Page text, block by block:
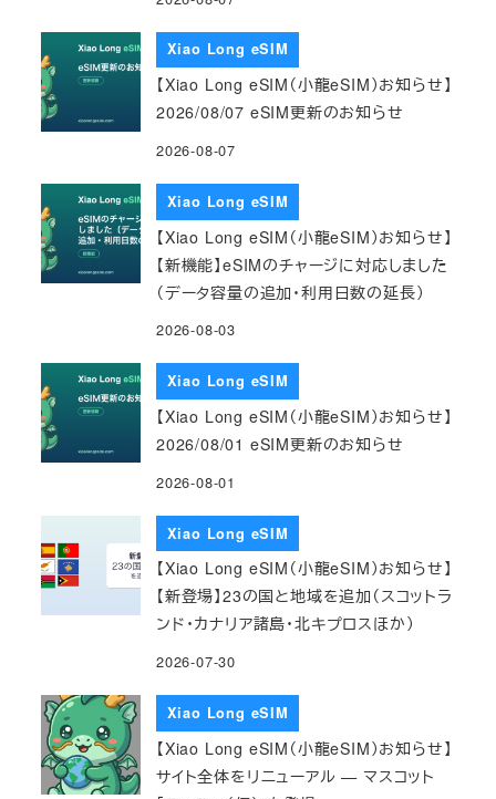
Xiao Long eSIM
【Xiao Long eSIM（小龍eSIM）お知らせ】
2026/08/07 eSIM更新のお知らせ
2026-08-07
Xiao Long eSIM
【Xiao Long eSIM（小龍eSIM）お知らせ】
【新機能】eSIMのチャージに対応しました
（データ容量の追加・利用日数の延長）
2026-08-03
Xiao Long eSIM
【Xiao Long eSIM（小龍eSIM）お知らせ】
2026/08/01 eSIM更新のお知らせ
2026-08-01
Xiao Long eSIM
【Xiao Long eSIM（小龍eSIM）お知らせ】
【新登場】23の国と地域を追加（スコットラ
ンド・カナリア諸島・北キプロスほか）
2026-07-30
Xiao Long eSIM
【Xiao Long eSIM（小龍eSIM）お知らせ】
サイト全体をリニューアル — マスコット